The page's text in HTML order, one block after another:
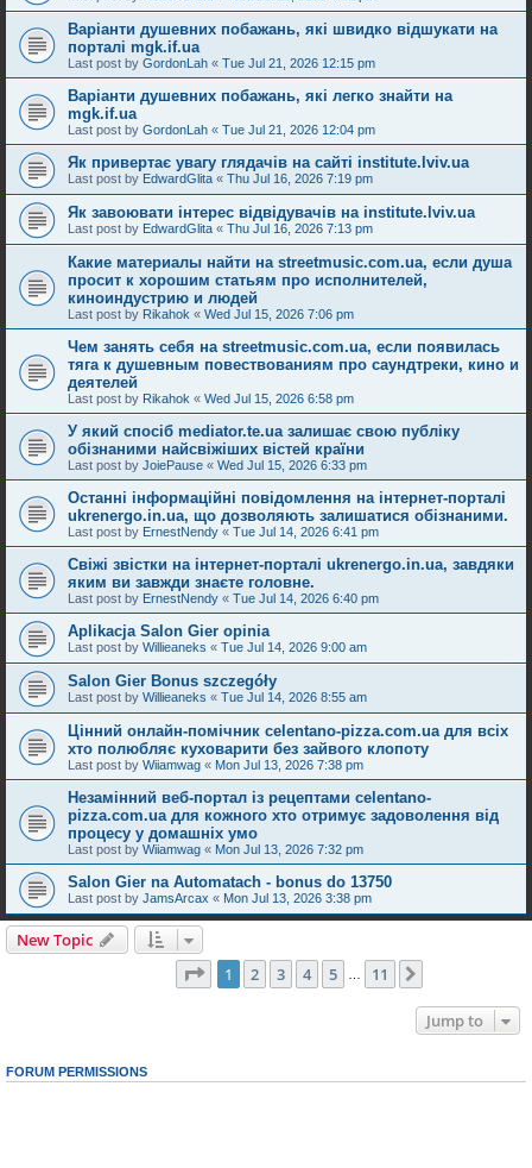
Варіанти душевних побажань, які швидко відшукати на
порталі mgk.if.ua
Last post by GordonLah « Tue Jul 21, 2026 12:15 pm
Варіанти душевних побажань, які легко знайти на
mgk.if.ua
Last post by GordonLah « Tue Jul 21, 2026 12:04 pm
Як привертає увагу глядачів на сайті institute.lviv.ua
Last post by EdwardGlita « Thu Jul 16, 2026 7:19 pm
Як завоювати інтерес відвідувачів на institute.lviv.ua
Last post by EdwardGlita « Thu Jul 16, 2026 7:13 pm
Какие материалы найти на streetmusic.com.ua, если душа
просит к хорошим статьям про исполнителей,
киноиндустрию и людей
Last post by Rikahok « Wed Jul 15, 2026 7:06 pm
Чем занять себя на streetmusic.com.ua, если появилась
тяга к душевным повествованиям про саундтреки, кино и
деятелей
Last post by Rikahok « Wed Jul 15, 2026 6:58 pm
У який спосіб mediator.te.ua залишає свою публіку
обізнаними найсвіжіших вістей країни
Last post by JoiePause « Wed Jul 15, 2026 6:33 pm
Останні інформаційні повідомлення на інтернет-порталі
ukrenergo.in.ua, що дозволяють залишатися обізнаними.
Last post by ErnestNendy « Tue Jul 14, 2026 6:41 pm
Свіжі звістки на інтернет-порталі ukrenergo.in.ua, завдяки
яким ви завжди знаєте головне.
Last post by ErnestNendy « Tue Jul 14, 2026 6:40 pm
Aplikacja Salon Gier opinia
Last post by Willieaneks « Tue Jul 14, 2026 9:00 am
Salon Gier Bonus szczegóły
Last post by Willieaneks « Tue Jul 14, 2026 8:55 am
Цінний онлайн-помічник celentano-pizza.com.ua для всіх
хто полюбляє куховарити без зайвого клопоту
Last post by Wiiamwag « Mon Jul 13, 2026 7:38 pm
Незамінний веб-портал із рецептами celentano-
pizza.com.ua для кожного хто отримує задоволення від
процесу у домашніх умо
Last post by Wiiamwag « Mon Jul 13, 2026 7:32 pm
Salon Gier na Automatach - bonus do 13750
Last post by JamsArcax « Mon Jul 13, 2026 3:38 pm
New Topic
Page 1of 11
1 2 3 4 5 11
Jump to
FORUM PERMISSIONS